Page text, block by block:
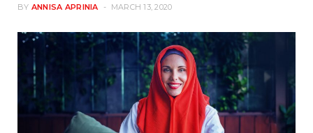
BY ANNISA APRINIA MARCH 13, 2020